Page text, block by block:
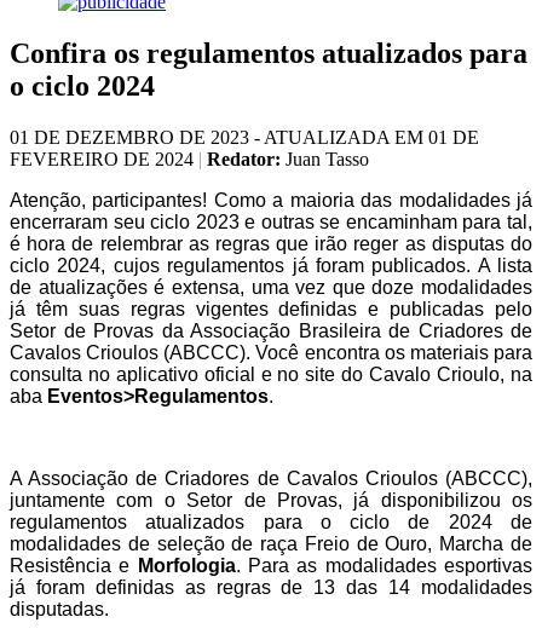
Confira os regulamentos atualizados para
o ciclo 2024
01 DE DEZEMBRO DE 2023 - ATUALIZADA EM 01 DE
FEVEREIRO DE 2024 | Redator: Juan Tasso
Atenção, participantes! Como a maioria das modalidades já
encerraram seu ciclo 2023 e outras se encaminham para tal,
é hora de relembrar as regras que irão reger as disputas do
ciclo 2024, cujos regulamentos já foram publicados. A lista
de atualizações é extensa, uma vez que doze modalidades
já têm suas regras vigentes definidas e publicadas pelo
Setor de Provas da Associação Brasileira de Criadores de
Cavalos Crioulos (ABCCC). Você encontra os materiais para
consulta no aplicativo oficial e no site do Cavalo Crioulo, na
aba Eventos>Regulamentos.
A Associação de Criadores de Cavalos Crioulos (ABCCC),
juntamente com o Setor de Provas, já disponibilizou os
regulamentos atualizados para o ciclo de 2024 de
modalidades de seleção de raça Freio de Ouro, Marcha de
Resistência e Morfologia. Para as modalidades esportivas
já foram definidas as regras de 13 das 14 modalidades
disputadas.